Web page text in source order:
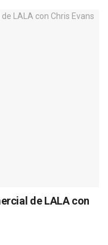
de LALA con